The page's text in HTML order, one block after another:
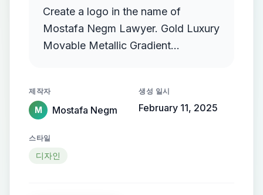
Create a logo in the name of
Mostafa Negm Lawyer. Gold Luxury
Movable Metallic Gradient
제작자
M Mostafa Negm
생성 일시
February 11, 2025
스타일
디자인